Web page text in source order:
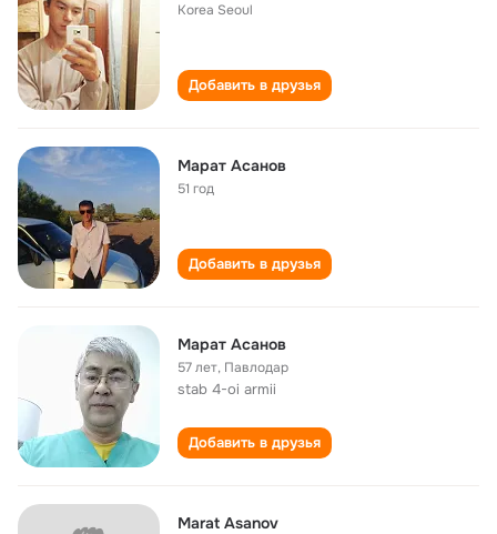
Korea Seoul
Добавить в друзья
Марат Асанов
51 год
Добавить в друзья
Марат Асанов
57 лет, Павлодар
stab 4-oi armii
Добавить в друзья
Marat Asanov